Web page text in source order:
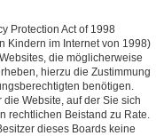
Protection Act of 1998
Kindern im Internet von 1998)
die möglicherweise
hierzu die Zustimmung
benötigen.
Website, auf der Sie sich
rechtlichen Beistand zu Rate.
dieses Boards keine